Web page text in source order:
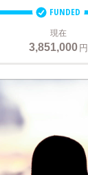
FUNDED
現在
3,851,000円